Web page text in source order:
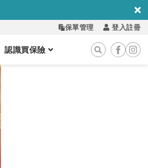
保單管理
登入註冊
認識買保險